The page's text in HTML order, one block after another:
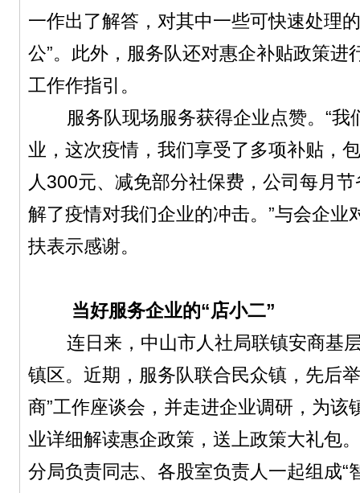
一作出了解答，对其中一些可快速处理
公”。此外，服务队还对惠企补贴政策进
工作作指引。
服务队现场服务获得企业点赞。“我
业，这次疫情，我们享受了多项补贴，
人300元、减免部分社保费，公司每月
解了疫情对我们企业的冲击。”与会企业
扶表示感谢。
当好服务企业的“店小二”
连日来，中山市人社局联镇安商基层
镇区。近期，服务队联合民众镇，先后
商”工作座谈会，并走进企业调研，为该
业详细解读惠企政策，送上政策大礼包
分局负责同志、各股室负责人一起组成“